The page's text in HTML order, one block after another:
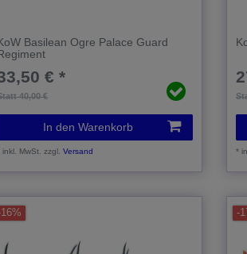
Basilean Ogre Palace Guard
40,00 €
€ *
In den Warenkorb
inkl. MwSt. zzgl.Versand *
-